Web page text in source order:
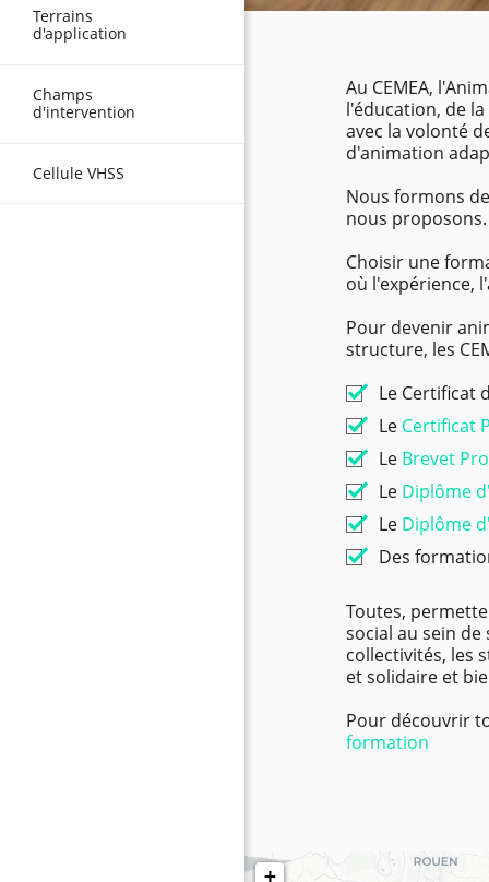
Au CEMEA,
l'éducation, de
avec la volonté
d'animation
Nous formons
nous proposons.
Choisir une
où l'expérience,
Pour devenir
structure, les
Le Certificat
Le Certificat
Le Brevet
Le Diplôme
Le Diplôme
Des
Toutes,
social au sein
collectivités, les
et solidaire et
Pour découvrir
formation
+
Terrains
d'application
Champs
d'intervention
Cellule VHSS